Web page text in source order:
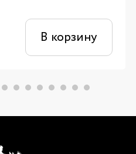
В корзину